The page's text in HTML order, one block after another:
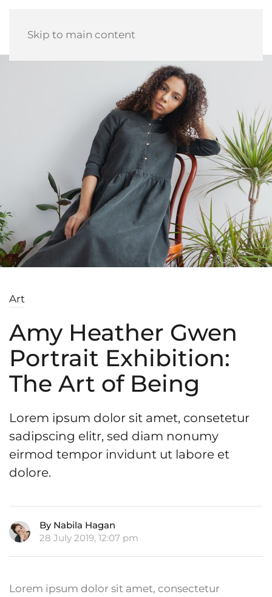
Skip to main content
Art
Amy Heather Gwen
Portrait Exhibition:
The Art of Being
Lorem ipsum dolor sit amet, consetetur
sadipscing elitr, sed diam nonumy
eirmod tempor invidunt ut labore et
dolore.
By Nabila Hagan
28 July 2019, 12:07 pm
Lorem ipsum dolor sit amet, consectetur